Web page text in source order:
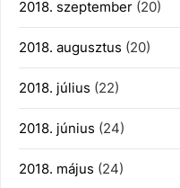
2018. szeptember (20)
2018. augusztus (20)
2018. július (22)
2018. június (24)
2018. május (24)